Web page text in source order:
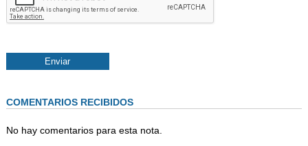
COMENTARIOS RECIBIDOS
No hay comentarios para esta nota.